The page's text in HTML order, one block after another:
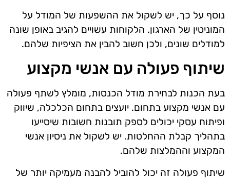
נוסף על כך, יש לשקול את ההשפעות של המודל על
המוניטין של הארגון. הלקוחות עשויים להגיב באופן שונה
למודלים שונים, ולכן חשוב להבין את הציפיות שלהם.
שיתוף פעולה עם אנשי מקצוע
בעת הכנות לבחירת מודל הכנסות, מומלץ לשתף פעולה
עם אנשי מקצוע בתחום. יועצים בתחום הכלכלה, שיווק
ופיתוח עסקי יכולים לספק תובנות חשובות שיסייעו
בתהליך קבלת ההחלטות. יש לשקול את ניסיון אנשי
המקצוע וההמלצות שלהם.
שיתוף פעולה זה יכול להוביל להבנה מעמיקה יותר של